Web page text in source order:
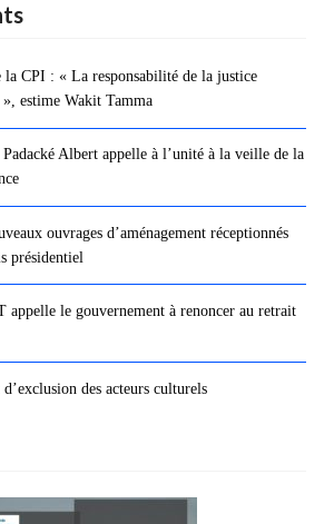
la CPI : « La responsabilité de la justice
estime Wakit Tamma
Albert appelle à l’unité à la veille de la
ouvrages d’aménagement réceptionnés
présidentiel
appelle le gouvernement à renoncer au retrait
des acteurs culturels